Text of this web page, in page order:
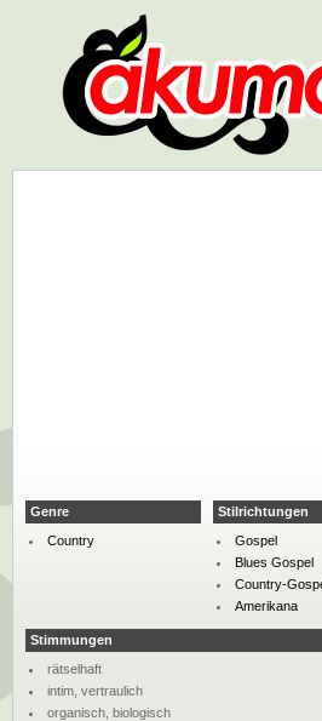
Genre
Country
Stilrichtungen
Gospel
Blues Gospel
Country-
Amerikana
Stimmungen
rätselhaft
intim, vertraulich
organisch, biologisch